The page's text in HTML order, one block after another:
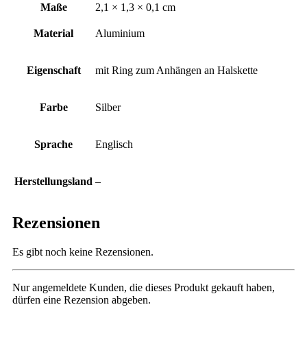
Maße
2,1 × 1,3 × 0,1 cm
Material Aluminium
Eigenschaft mit Ring zum Anhängen an Halskette
Farbe Silber
Sprache Englisch
Herstellungsland –
Rezensionen
Es gibt noch keine Rezensionen.
Nur angemeldete Kunden, die dieses Produkt gekauft haben,
dürfen eine Rezension abgeben.